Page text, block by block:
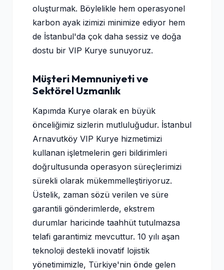
oluşturmak. Böylelikle hem operasyonel
karbon ayak izimizi minimize ediyor hem
de İstanbul'da çok daha sessiz ve doğa
dostu bir VIP Kurye sunuyoruz.
Müşteri Memnuniyeti ve
Sektörel Uzmanlık
Kapımda Kurye olarak en büyük
önceliğimiz sizlerin mutluluğudur. İstanbul
Arnavutköy VIP Kurye hizmetimizi
kullanan işletmelerin geri bildirimleri
doğrultusunda operasyon süreçlerimizi
sürekli olarak mükemmelleştiriyoruz.
Üstelik, zaman sözü verilen ve süre
garantili gönderimlerde, ekstrem
durumlar haricinde taahhüt tutulmazsa
telafi garantimiz mevcuttur. 10 yılı aşan
teknoloji destekli inovatif lojistik
yönetimimizle, Türkiye'nin önde gelen